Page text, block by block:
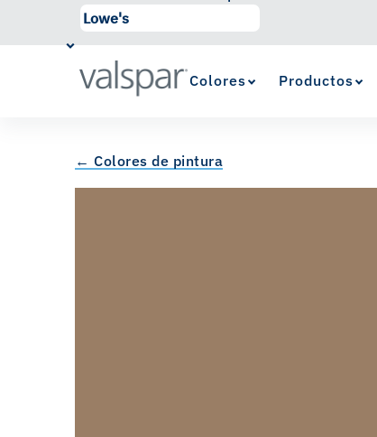
Colores Productos
← Colores de pintura